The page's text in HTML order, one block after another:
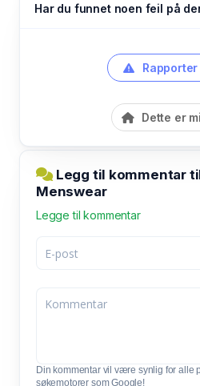
Har du funnet noen feil på
Dette er
Legg til kommentar til
Menswear
Legge til kommentar
Din kommentar vil være synlig for alle
søkemotorer som Google!